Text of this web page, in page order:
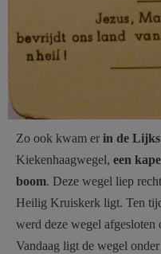
Zo ook kwam er in de
Kiekenhaagwegel, een
boom. Deze wegel liep
Heilig Kruiskerk ligt. Ten
werd deze wegel afgesloten
Vandaag ligt de wegel